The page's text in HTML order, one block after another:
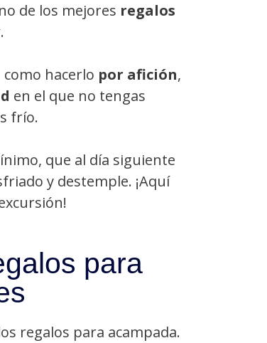
de los mejores regalos
como hacerlo por afición,
en el que no tengas
frío.
que al día siguiente
y destemple. ¡Aquí
para
regalos para acampada.